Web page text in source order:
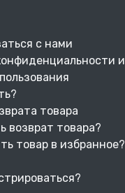
с нами
и
товара
возврат товара?
товар в избранное?